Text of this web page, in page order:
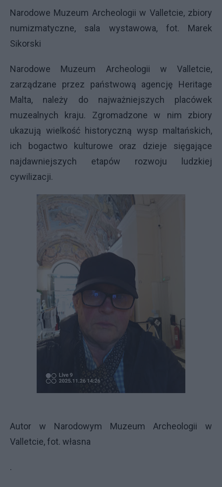
Narodowe Muzeum Archeologii w Valletcie, zbiory
numizmatyczne, sala wystawowa, fot. Marek
Sikorski
Narodowe Muzeum Archeologii w Valletcie,
zarządzane przez państwową agencję Heritage
Malta, należy do najważniejszych placówek
muzealnych kraju. Zgromadzone w nim zbiory
ukazują wielkość historyczną wysp maltańskich,
ich bogactwo kulturowe oraz dzieje sięgające
najdawniejszych etapów rozwoju ludzkiej
cywilizacji.
Autor w Narodowym Muzeum Archeologii w
Valletcie, fot. własna
.